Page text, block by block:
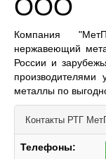
ООО
Компания
нержавеющий
России и
производителями
металлы по
Контакты РТГ
Телефоны: